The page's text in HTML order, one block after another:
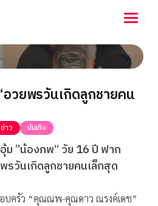
วยพรวันเกิดลูกชายคน
ข่าว บันเทิง
ม ”น้องภพ“ วัย 16 ปี ฟาก
วันเกิดลูกชายคนเล็กสุด
บครัว “คุณณพ-คุณดาว ณรงค์เดช”